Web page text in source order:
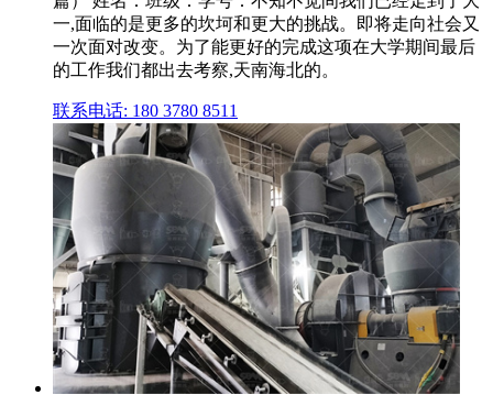
一,面临的是更多的坎坷和更大的挑战。即将走向社会又
一次面对改变。为了能更好的完成这项在大学期间最后
的工作我们都出去考察,天南海北的。
联系电话: 180 3780 8511